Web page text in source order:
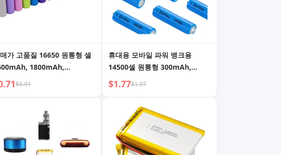
가 고품질 16650 원통형 셀
1800mAh,
리튬 이온 배터리 (소
전자제품, 휴대용 선풍기용)
$0.91
휴대용 모바일 파워 뱅크용
14500셀 원통형 300mAh,
500mAh, 600mAh, 800mAh,
1000mAh 리튬 이온 배터리
$1.77$1.97